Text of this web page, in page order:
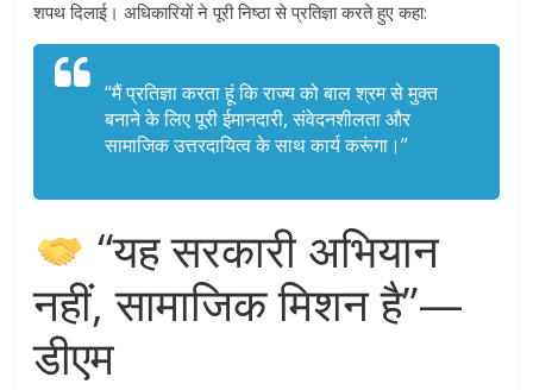
शपथ दिलाई। अधिकारियों ने पूरी निष्ठा से प्रतिज्ञा करते हुए कहा:
“मैं प्रतिज्ञा करता हूं कि राज्य को बाल श्रम से मुक्त
बनाने के लिए पूरी ईमानदारी, संवेदनशीलता और
सामाजिक उत्तरदायित्व के साथ कार्य करूंगा।”
“यह सरकारी अभियान
नहीं, सामाजिक मिशन है”—
डीएम